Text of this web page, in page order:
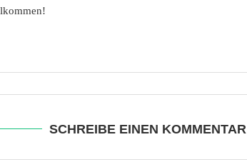
SCHREIBE EINEN KOMMENTAR